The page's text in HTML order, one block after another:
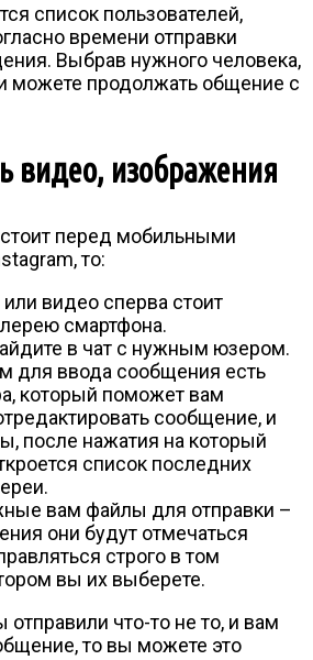
список пользователей,
времени отправки
Выбрав нужного человека,
можете продолжать общение с
видео, изображения
стоит перед мобильными
то:
видео сперва стоит
смартфона.
в чат с нужным юзером.
для ввода сообщения есть
который поможет вам
сообщение, и
после нажатия на который
список последних
вам файлы для отправки –
они будут отмечаться
строго в том
вы их выберете.
что-то не то, и вам
то вы можете это